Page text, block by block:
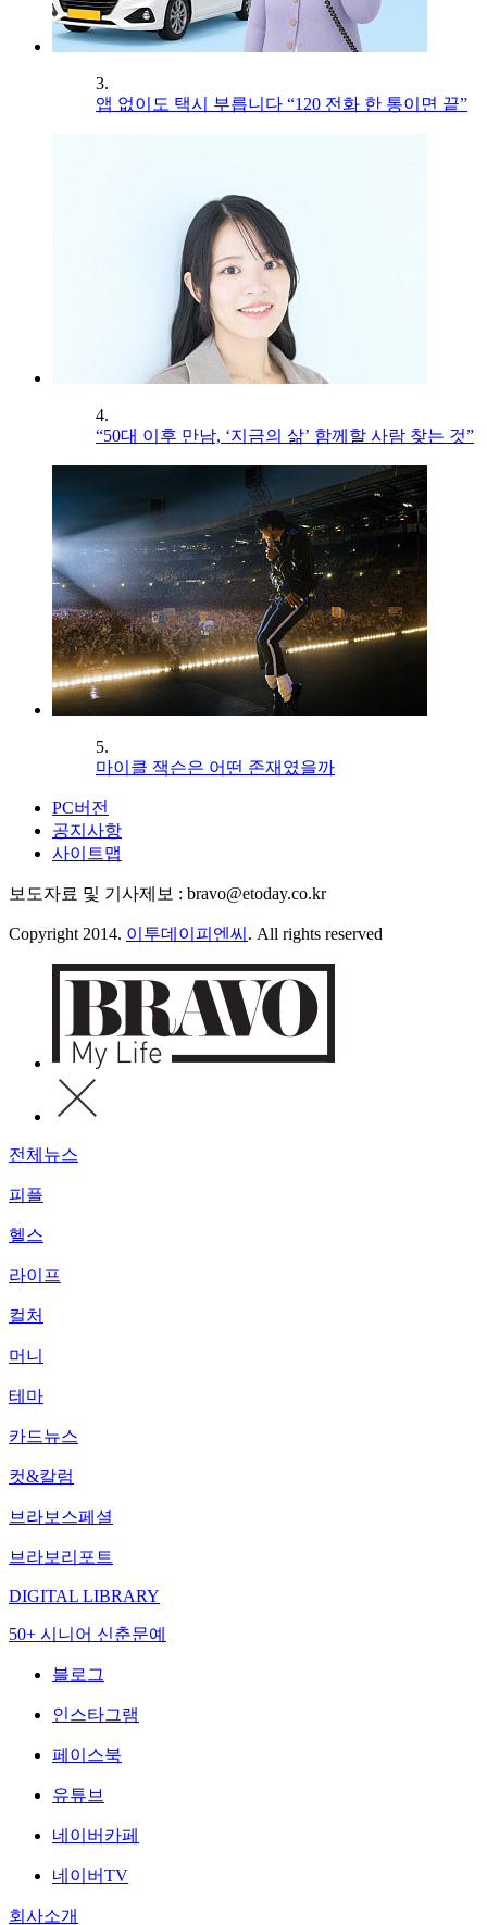
3.
앱 없이도 택시 부릅니다 “120 전화 한 통이면 끝”
4.
“50대 이후 만남, ‘지금의 삶’ 함께할 사람 찾는 것”
5.
마이클 잭슨은 어떤 존재였을까
PC버전
공지사항
사이트맵
보도자료 및 기사제보 : bravo@etoday.co.kr
Copyright 2014. 이투데이피엔씨 . All rights reserved
전체뉴스
피플
헬스
라이프
컬처
머니
테마
카드뉴스
컷&칼럼
브라보스페셜
브라보리포트
DIGITAL LIBRARY
50+ 시니어 신춘문예
블로그
인스타그램
페이스북
유튜브
네이버카페
네이버TV
회사소개